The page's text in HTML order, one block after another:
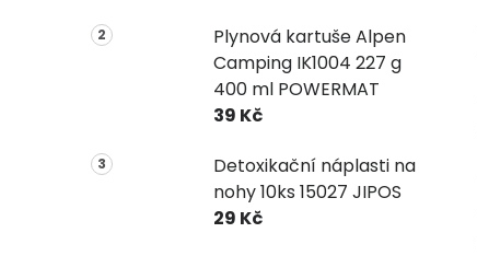
Plynová kartuše Alpen
Camping IK1004 227 g
400 ml POWERMAT
39 Kč
Detoxikační náplasti na
nohy 10ks 15027 JIPOS
29 Kč